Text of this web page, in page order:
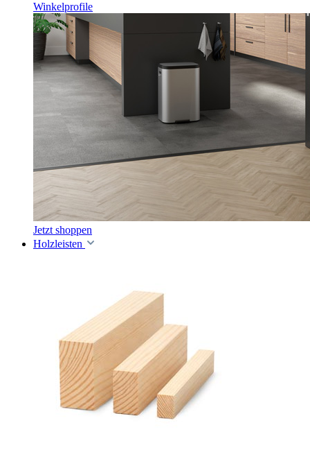
Winkelprofile
Jetzt shoppen
Holzleisten